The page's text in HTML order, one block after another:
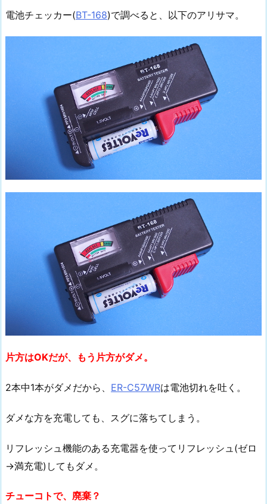
電池チェッカー(BT-168)で調べると、以下のアリサマ。
片方はOKだが、もう片方がダメ。
2本中1本がダメだから、 ER-C57WRは電池切れを吐く。
ダメな方を充電しても、スグに落ちてしまう。
リフレッシュ機能のある充電器を使ってリフレッシュ(ゼロ
→満充電)してもダメ。
チューコトで、廃棄？